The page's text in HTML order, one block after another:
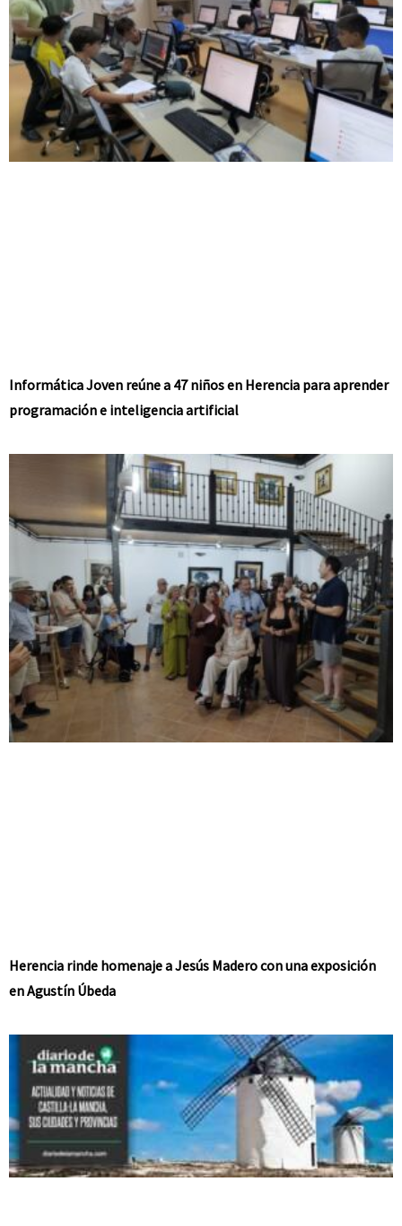
Informática Joven reúne a 47 niños en Herencia para aprender
programación e inteligencia artificial
Herencia rinde homenaje a Jesús Madero con una exposición
en Agustín Úbeda